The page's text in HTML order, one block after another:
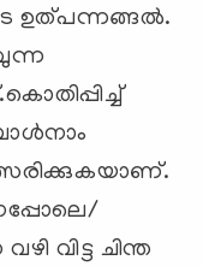
ഉത്പന്നങ്ങല്‍.
വിട്ട ചിന്ത